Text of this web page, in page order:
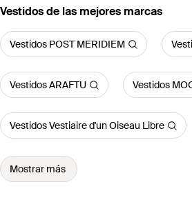
Vestidos de las mejores marcas
Vestidos POST MERIDIEM
Vestidos ARAFTU Vestidos
Vestidos Vestiaire d'un Oiseau Libre
Mostrar más